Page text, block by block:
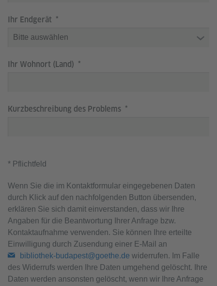
Ihr Endgerät
Ihr Wohnort (Land)
Kurzbeschreibung des Problems
* Pflichtfeld
Wenn Sie die im Kontaktformular eingegebenen Daten
durch Klick auf den nachfolgenden Button übersenden,
erklären Sie sich damit einverstanden, dass wir Ihre
Angaben für die Beantwortung Ihrer Anfrage bzw.
Kontaktaufnahme verwenden. Sie können Ihre erteilte
Einwilligung durch Zusendung einer E-Mail an
bibliothek-budapest@goethe.de widerrufen. Im Falle
des Widerrufs werden Ihre Daten umgehend gelöscht. Ihre
Daten werden ansonsten gelöscht, wenn wir Ihre Anfrage